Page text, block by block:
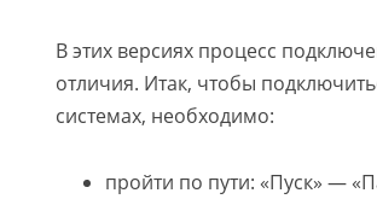
В этих версиях процесс
отличия. Итак, чтобы
системах, необходимо:
пройти по пути: «Пуск» —